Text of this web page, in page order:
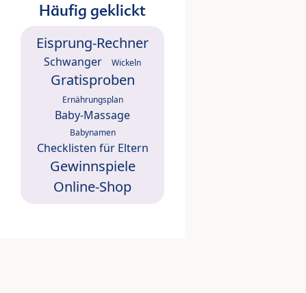
Häufig geklickt
Eisprung-Rechner
Schwanger Wickeln
Gratisproben
Ernährungsplan
Baby-Massage
Babynamen
Checklisten für Eltern
Gewinnspiele
Online-Shop